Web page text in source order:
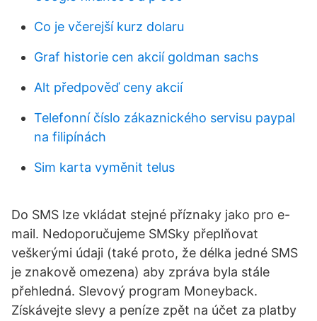
Co je včerejší kurz dolaru
Graf historie cen akcií goldman sachs
Alt předpověď ceny akcií
Telefonní číslo zákaznického servisu paypal
na filipínách
Sim karta vyměnit telus
Do SMS lze vkládat stejné příznaky jako pro e-
mail. Nedoporučujeme SMSky přeplňovat
veškerými údaji (také proto, že délka jedné SMS
je znakově omezena) aby zpráva byla stále
přehledná. Slevový program Moneyback.
Získávejte slevy a peníze zpět na účet za platby